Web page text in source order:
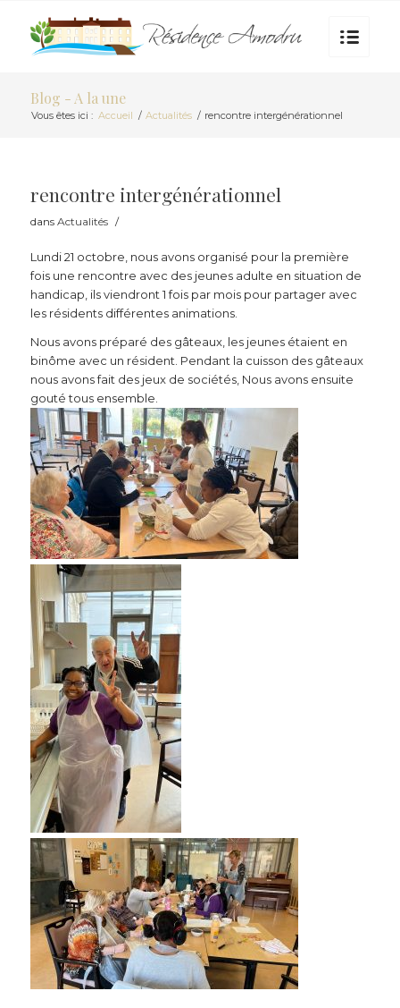
Blog - A la une
Vous êtes ici : Accueil / Actualités / rencontre intergénérationnel
rencontre intergénérationnel
dans Actualités /
Lundi 21 octobre, nous avons organisé pour la première
fois une rencontre avec des jeunes adulte en situation de
handicap, ils viendront 1 fois par mois pour partager avec
les résidents différentes animations.
Nous avons préparé des gâteaux, les jeunes étaient en
binôme avec un résident. Pendant la cuisson des gâteaux
nous avons fait des jeux de sociétés, Nous avons ensuite
gouté tous ensemble.